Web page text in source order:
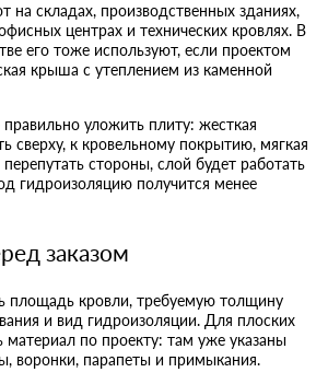
на складах, производственных зданиях,
центрах и технических кровлях. В
его тоже используют, если проектом
крыша с утеплением из каменной
уложить плиту: жесткая
сверху, к кровельному покрытию, мягкая
стороны, слой будет работать
гидроизоляцию получится менее
заказом
площадь кровли, требуемую толщину
и вид гидроизоляции. Для плоских
по проекту: там уже указаны
воронки, парапеты и примыкания.